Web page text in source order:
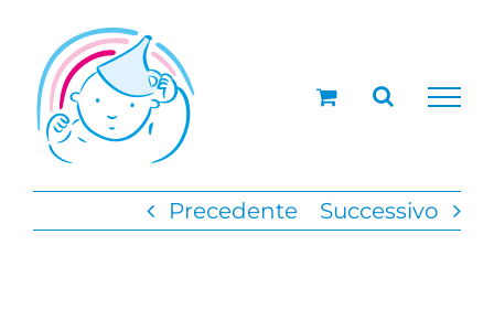
contenuto
Precedente Successivo